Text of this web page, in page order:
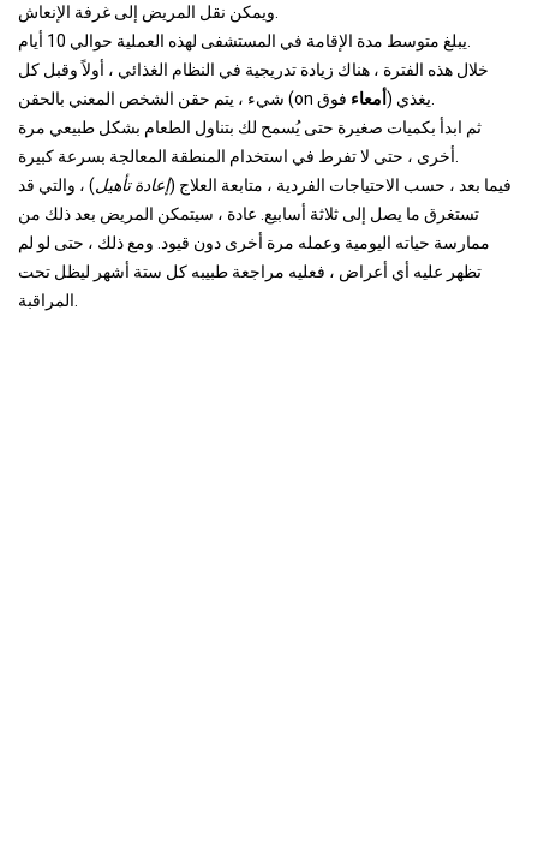
خلال هذه الفترة ، هناك زيادة تدريجية في النظام الغذائي ، أولاً وقبل كل
شيء ، يتم حقن الشخص المعني بالحقن (on
أمعاء
ثم ابدأ بكميات صغيرة حتى يُسمح لك بتناول الطعام بشكل طبيعي مرة
فيما بعد ، حسب الاحتياجات الفردية ، متابعة العلاج (إعادة تأهيل) ، والتي قد
تستغرق ما يصل إلى ثلاثة أسابيع. عادة ، سيتمكن المريض بعد ذلك من
ممارسة حياته اليومية وعمله مرة أخرى دون قيود. ومع ذلك ، حتى لو لم
تظهر عليه أي أعراض ، فعليه مراجعة طبيبه كل ستة أشهر ليظل تحت